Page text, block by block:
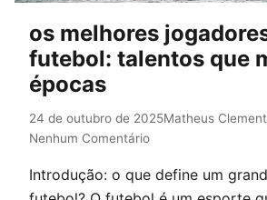
os melhores
futebol: talentos que
épocas
24 de outubro de 2025Matheus
Nenhum Comentário
Introdução: o que define um